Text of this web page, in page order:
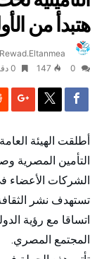
هتبدأ من
Rewad.Eltanmea
147 0 ‫دقائق‬
أطلقت الهيئة
التأمين المصرية
الشركات الأعضاء
تستهدف نشر
اتساقا مع رؤية
المجتمع المصري.